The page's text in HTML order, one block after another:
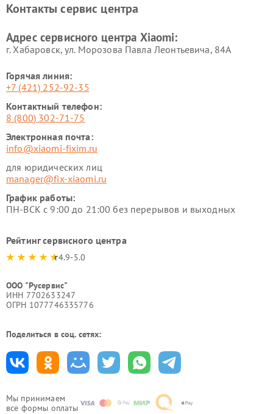
Мы принимаем
все формы оплаты
Ремонт стиральных машин
Ремонт смарт-часов Xiaomi
Контакты сервис центра
Адрес сервисного центра Xiaomi:
г. Хабаровск, ул. Морозова Павла Леонтьевича, 84А
Горячая линия:
+7 (421) 252-92-35
Контактный телефон:
8 (800) 302-71-75
Электронная почта:
info@xiaomi-fixim.ru
для юридических лиц
manager@fix-xiaomi.ru
График работы:
ПН-ВСК с 9:00 до 21:00 без перерывов и выходных
Рейтинг сервисного центра
4.9-5.0
ООО "Русервис"
ИНН 7702633247
ОГРН 1077746335776
Поделиться в соц. сетях: